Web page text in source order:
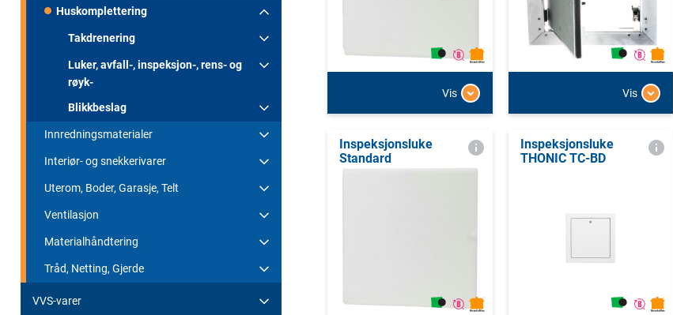
Huskomplettering
Takdrenering
Luker, avfall-, inspeksjon-, rens- og
røyk-
Blikkbeslag
Innredningsmaterialer
Interiør- og snekkerivarer
Uterom, Boder, Garasje, Telt
Ventilasjon
Materialhåndtering
Tråd, Netting, Gjerde
VVS-varer
Vis Vis
Inspeksjonsluke
Standard
Inspeksjonsluke
THONIC TC-BD